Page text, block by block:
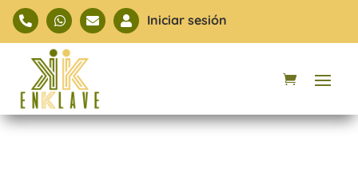
    Iniciar sesión